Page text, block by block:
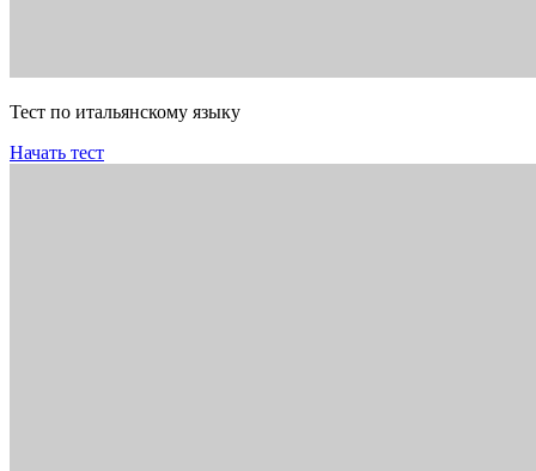
Тест по итальянскому языку
Начать тест